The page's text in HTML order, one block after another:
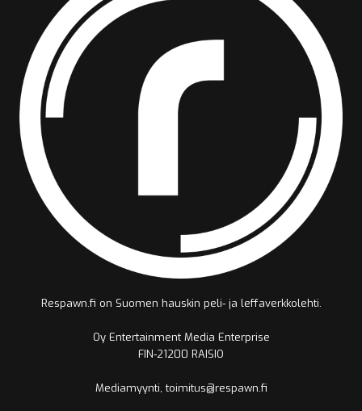
Respawn.fi on Suomen hauskin peli- ja leffaverkkolehti.
Oy Entertainment Media Enterprise
FIN-21200 RAISIO
Mediamyynti, toimitus@respawn.fi